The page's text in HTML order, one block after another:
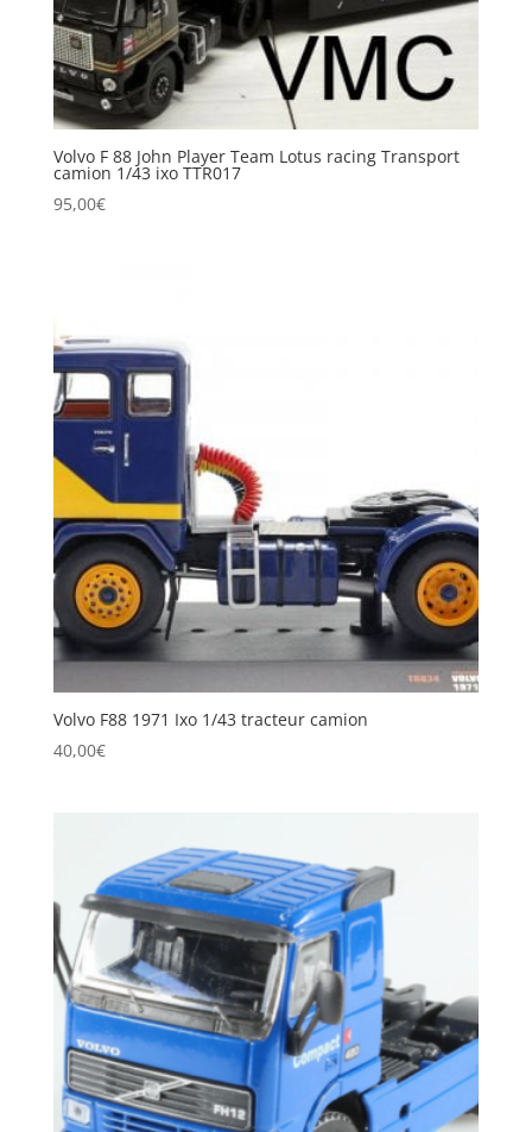
Volvo F 88 John Player Team Lotus racing Transport
camion 1/43 ixo TTR017
95,00€
Volvo F88 1971 Ixo 1/43 tracteur camion
40,00€